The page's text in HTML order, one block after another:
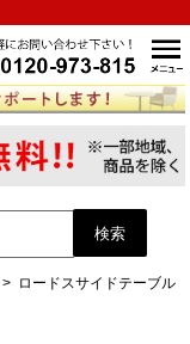
ロードスサイドテーブル